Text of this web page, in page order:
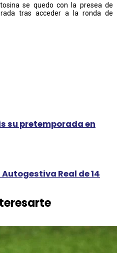
se quedo con la presea de
tras acceder a la ronda de
su pretemporada en
Real de 14